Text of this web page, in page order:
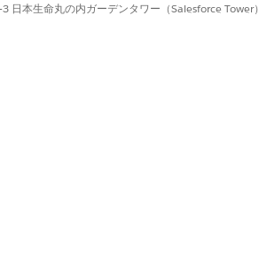
本生命丸の内ガーデンタワー（Salesforce Tower）